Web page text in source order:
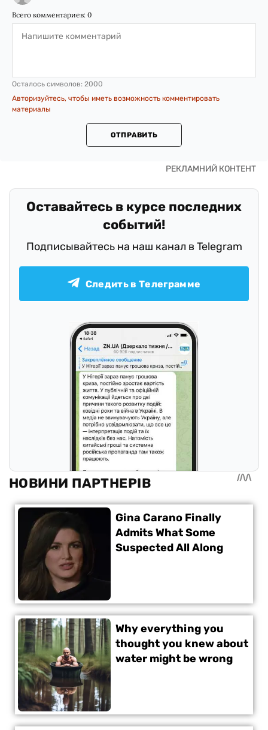
Всего комментариев: 0
Осталось символов: 2000
Авторизуйтесь, чтобы иметь возможность комментировать
материалы
ОТПРАВИТЬ
Оставайтесь в курсе последних
событий!
Подписывайтесь на наш канал в Telegram
Следить в Телеграмме